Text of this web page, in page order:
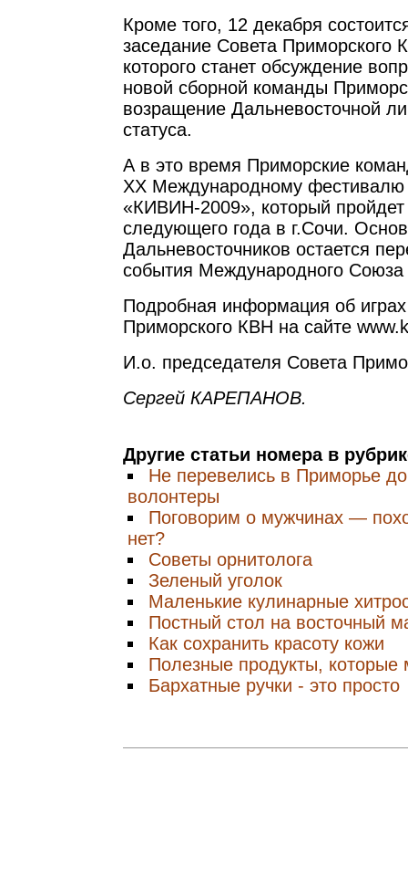
Кроме того, 12 декабря
заседание Совета Приморского
которого станет обсуждение
новой сборной команды
возращение Дальневосточной
статуса.
А в это время Приморские
XX Международному
«КИВИН-2009», который
следующего года в г.Сочи.
Дальневосточников остается
события Международного
Подробная информация об
Приморского КВН на сайте
И.о. председателя Совета
Сергей КАРЕПАНОВ.
Другие статьи номера в
Не перевелись в Приморье
волонтеры
Поговорим о мужчинах —
нет?
Советы орнитолога
Зеленый уголок
Маленькие кулинарные
Постный стол на восточный
Как сохранить красоту кожи
Полезные продукты,
Бархатные ручки - это просто